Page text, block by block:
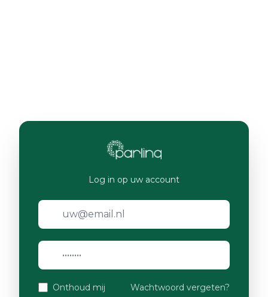
Log in op uw account
Onthoud mij Wachtwoord vergeten?